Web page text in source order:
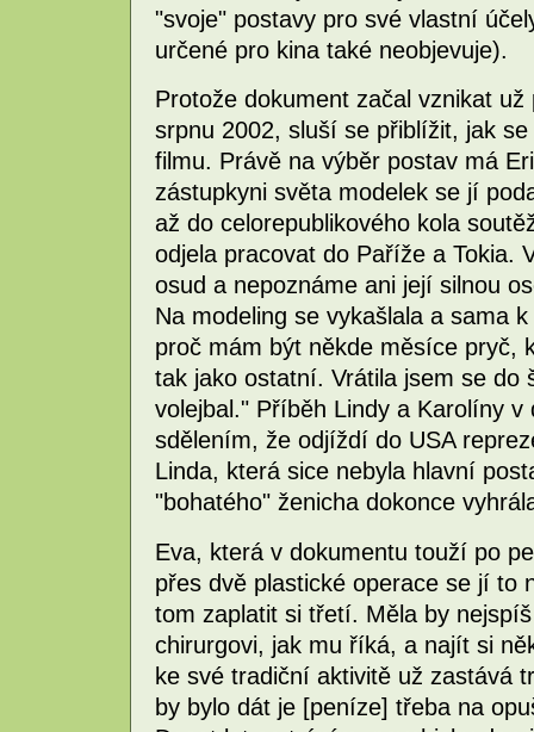
"svoje" postavy pro své vlastní
určené pro kina také neobjevuje).
Protože dokument začal vznikat
srpnu 2002, sluší se přiblížit, jak
filmu. Právě na výběr postav má
zástupkyni světa modelek se jí
až do celorepublikového kola
odjela pracovat do Paříže a Tokia.
osud a nepoznáme ani její silnou
Na modeling se vykašlala a sama
proč mám být někde měsíce pryč,
tak jako ostatní. Vrátila jsem se do
volejbal." Příběh Lindy a Karolíny
sdělením, že odjíždí do USA
Linda, která sice nebyla hlavní
"bohatého" ženicha dokonce
Eva, která v dokumentu touží po
přes dvě plastické operace se jí to
tom zaplatit si třetí. Měla by
chirurgovi, jak mu říká, a najít si
ke své tradiční aktivitě už zastává
by bylo dát je [peníze] třeba na